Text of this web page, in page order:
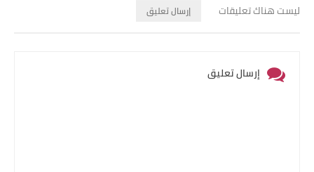
ليست هناك تعليقات إرسال تعليق
إرسال تعليق